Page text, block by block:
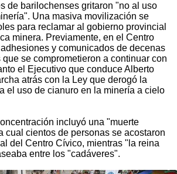
de barilochenses gritaron "no al uso
Una masiva movilización se
para reclamar al gobierno provincial
minera. Previamente, en el Centro
y comunicados de decenas
se comprometieron a continuar con
el Ejecutivo que conduce Alberto
atrás con la Ley que derogó la
el uso de cianuro en la minería a cielo
incluyó una "muerte
cual cientos de personas se acostaron
del Centro Cívico, mientras "la reina
entre los "cadáveres".